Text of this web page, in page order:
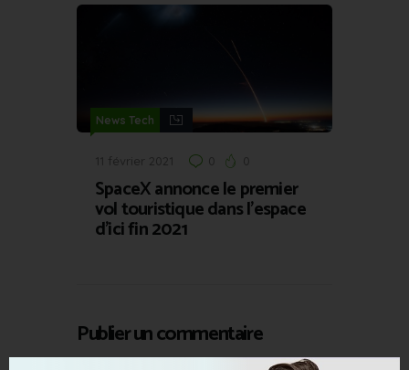
News Tech
11 février 2021 0 0
SpaceX annonce le premier
vol touristique dans l’espace
d’ici fin 2021
Publier un commentaire